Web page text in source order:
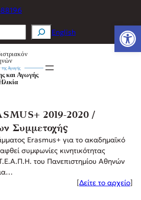
English
2019-2020 /
Συμμετοχής
Erasmus+ για το ακαδημαϊκό
συμφωνίες κινητικότητας
του Πανεπιστημίου Αθηνών
[Δείτε το αρχείο]